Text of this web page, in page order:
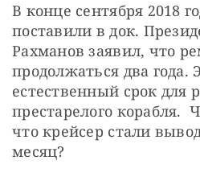
В конце сентября 2018
поставили в док.
Рахманов заявил, что
продолжаться два года.
естественный срок для
престарелого корабля.
что крейсер стали
месяц?